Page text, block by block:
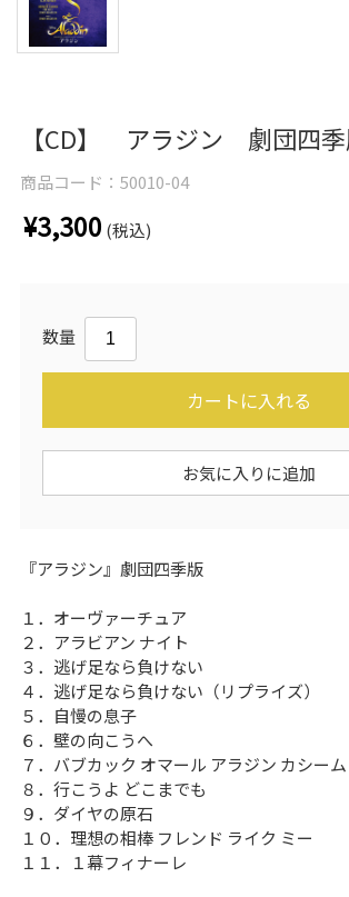
【CD】 アラジン 劇団四
商品コード： 50010-04
¥3,300 (税込)
数量
カートに入れる
お気に入りに追加
『アラジン』劇団四季版
１．オーヴァーチュア
２．アラビアン ナイト
３．逃げ足なら負けない
４．逃げ足なら負けない（リプライズ）
５．自慢の息子
６．壁の向こうへ
７．バブカック オマール アラジン カシーム
８．行こうよ どこまでも
９．ダイヤの原石
１０．理想の相棒 フレンド ライク ミー
１１．１幕フィナーレ